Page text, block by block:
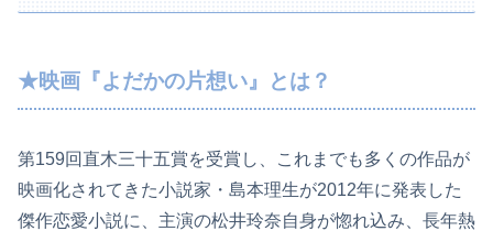
★映画『よだかの片想い』とは？
第159回直木三十五賞を受賞し、これまでも多くの作品が
映画化されてきた小説家・島本理生が2012年に発表した
傑作恋愛小説に、主演の松井玲奈自身が惚れ込み、長年熱